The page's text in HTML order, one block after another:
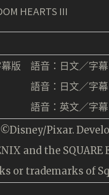
HEARTS III
幕版 語音：日文／字
音：日文／字幕
音：英文／字幕
Pixar.
and the
or trademarks of